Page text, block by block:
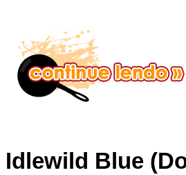
Idlewild Blue